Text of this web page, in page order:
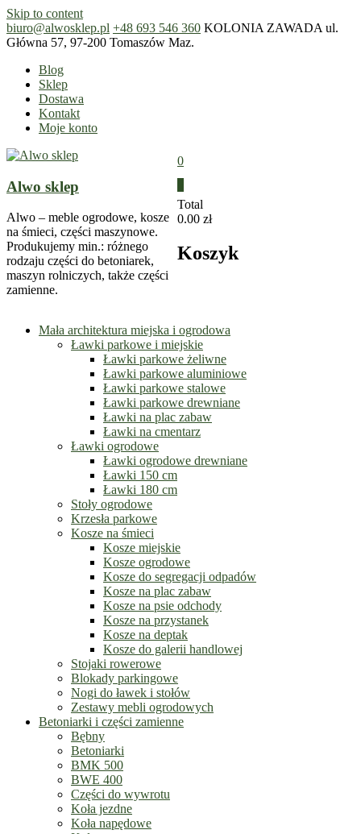
Skip to content
biuro@alwosklep.pl +48 693 546 360 KOLONIA ZAWADA ul.
Główna 57, 97-200 Tomaszów Maz.
Blog
Sklep
Dostawa
Kontakt
Moje konto
Alwo sklep
Alwo – meble ogrodowe, kosze
na śmieci, części maszynowe.
Produkujemy min.: różnego
rodzaju części do betoniarek,
maszyn rolniczych, także części
zamienne.
0
Total
0.00 zł
Koszyk
Mała architektura miejska i ogrodowa
Ławki parkowe i miejskie
Ławki parkowe żeliwne
Ławki parkowe aluminiowe
Ławki parkowe stalowe
Ławki parkowe drewniane
Ławki na plac zabaw
Ławki na cmentarz
Ławki ogrodowe
Ławki ogrodowe drewniane
Ławki 150 cm
Ławki 180 cm
Stoły ogrodowe
Krzesła parkowe
Kosze na śmieci
Kosze miejskie
Kosze ogrodowe
Kosze do segregacji odpadów
Kosze na plac zabaw
Kosze na psie odchody
Kosze na przystanek
Kosze na deptak
Kosze do galerii handlowej
Stojaki rowerowe
Blokady parkingowe
Nogi do ławek i stołów
Zestawy mebli ogrodowych
Betoniarki i części zamienne
Bębny
Betoniarki
BMK 500
BWE 400
Części do wywrotu
Koła jezdne
Koła napędowe